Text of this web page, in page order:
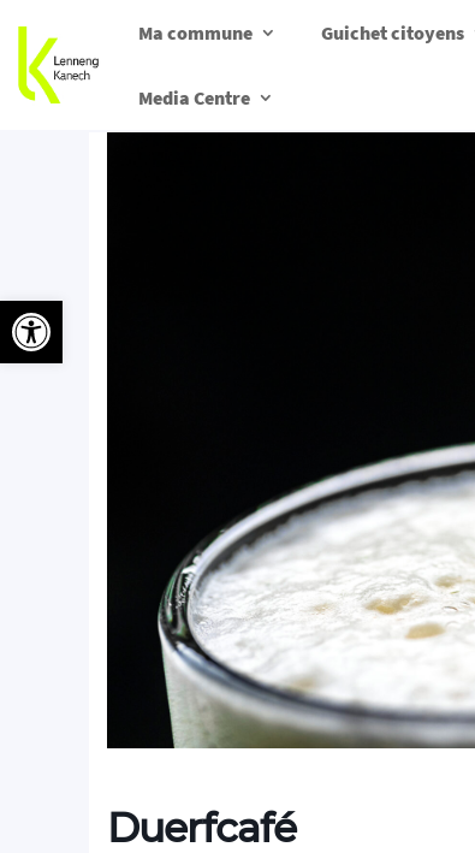
Ma commune Guichet citoyens
Media Centre
Duerfcafé
Ouvrir la barre d’outils